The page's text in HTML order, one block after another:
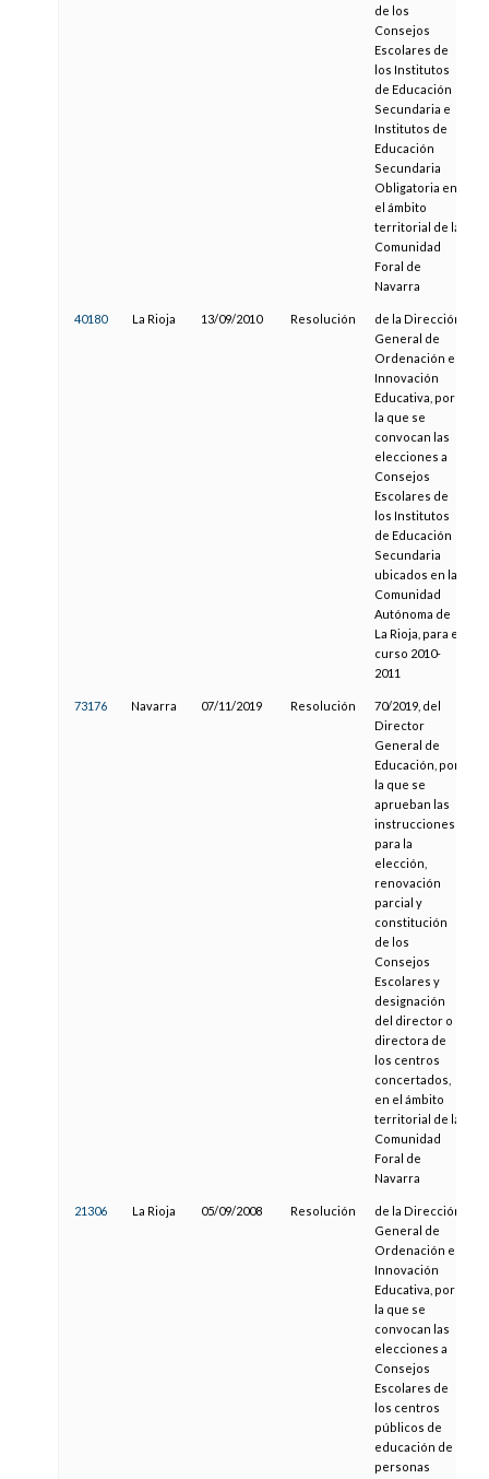
de los
Consejos
Escolares de
los Institutos
de Educación
Secundaria e
Institutos de
Educación
Secundaria
Obligatoria en
el ámbito
territorial de la
Comunidad
Foral de
Navarra
40180 La Rioja 13/09/2010 Resolución
de la Dirección
General de
Ordenación e
Innovación
Educativa, por
la que se
convocan las
elecciones a
Consejos
Escolares de
los Institutos
de Educación
Secundaria
ubicados en la
Comunidad
Autónoma de
La Rioja, para el
curso 2010-
2011
73176 Navarra 07/11/2019 Resolución
70/2019, del
Director
General de
Educación, por
la que se
aprueban las
instrucciones
para la
elección,
renovación
parcial y
constitución
de los
Consejos
Escolares y
designación
del director o
directora de
los centros
concertados,
en el ámbito
territorial de la
Comunidad
Foral de
Navarra
21306 La Rioja 05/09/2008 Resolución
de la Dirección
General de
Ordenación e
Innovación
Educativa, por
la que se
convocan las
elecciones a
Consejos
Escolares de
los centros
públicos de
educación de
personas